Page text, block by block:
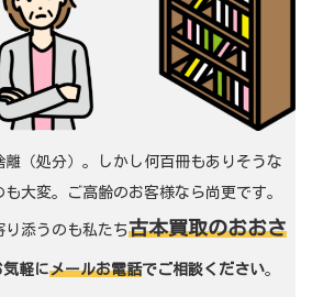
（処分）。しかし何百冊もありそうな
大変。ご高齢のお客様なら尚更です。
り添うのも私たち古本買取のおおさ
気軽にメールお電話でご相談ください。